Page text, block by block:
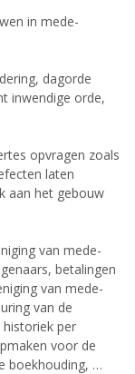
in mede-
dagorde
inwendige orde,
opvragen zoals
laten
aan het gebouw
van mede-
betalingen
van mede-
van de
per
voor de
boekhouding, …